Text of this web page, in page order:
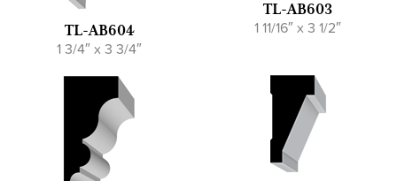
TL-AB604
1 3/4″ x 3 3/4″
TL-AB603
1 11/16″ x 3 1/2″